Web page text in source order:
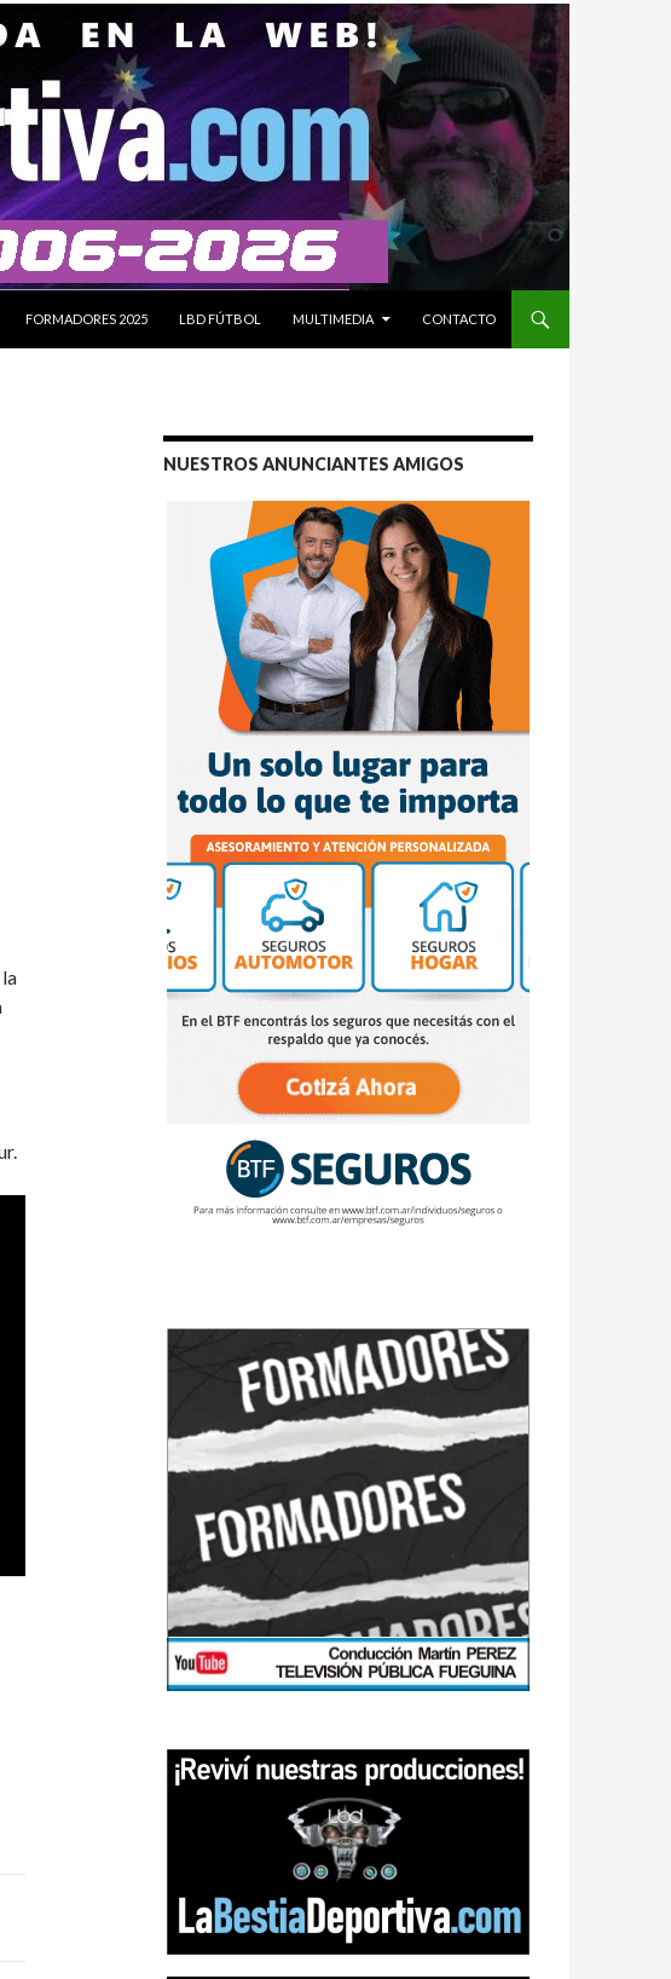
FORMADORES 2025 LBD FÚTBOL MULTIMEDIA CONTACTO
NUESTROS ANUNCIANTES AMIGOS